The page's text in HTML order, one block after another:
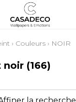
› Couleurs › NOIR
noir (166)